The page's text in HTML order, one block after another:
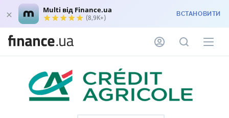
Multi від Finance.ua
(8,9K+) ВСТАНОВИТИ